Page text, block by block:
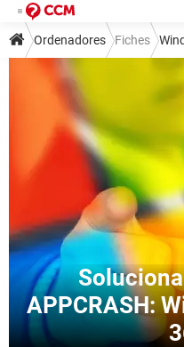
Ordenadores Fiches
APPCRASH: